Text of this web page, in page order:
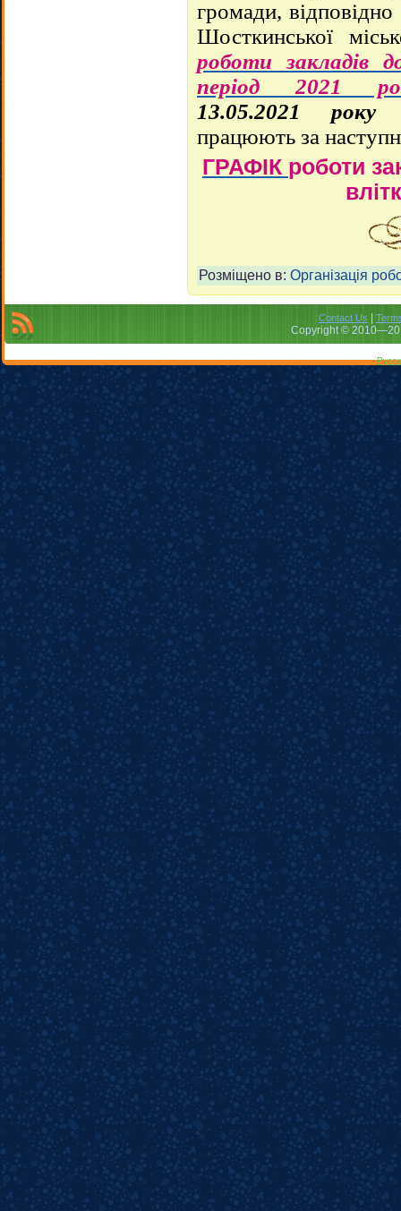
громади,
Шосткинської
роботи закладів
період 2021
13.05.2021 року
працюють за
ГРАФІК роботи
Розміщено в: Організація
Contact Us
Copyright ©